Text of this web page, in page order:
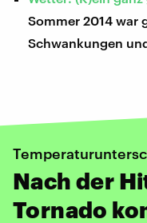
Sommer 2014 war
Schwankungen
Nach der
Tornado